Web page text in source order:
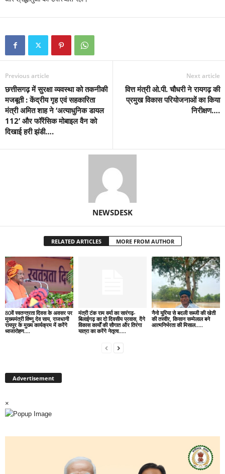
Previous article
छत्तीसगढ़ में सुरक्षा व्यवस्था को तकनीकी
मजबूती : केंद्रीय गृह एवं सहकारिता
मंत्री अमित शाह ने ‘अत्याधुनिक डायल
112’ और फॉरेंसिक मोबाइल वैन को
दिखाई हरी झंडी….
Next article
वित्त मंत्री ओ.पी. चौधरी ने रायगढ़ की
प्रमुख विकास परियोजनाओं का किया
निरीक्षण….
NEWSDESK
RELATED ARTICLES MORE FROM AUTHOR
80वें स्वतन्त्रता दिवस के अवसर पर
मुख्यमंत्री विष्णु देव साय, राजधानी
रायपुर के मुख्य कार्यक्रम में करेंगे
ध्वजारोहण….
मंत्री टंक राम वर्मा का सारंगढ़-
बिलाईगढ़ का दो दिवसीय प्रवास, देंगे
विकास कार्यों की सौगात और तिरंगा
यात्रा का करेंगे नेतृत्व…..
नैनो यूरिया से बदली सब्जी की खेती
की तस्वीर, किसान सम्मेलाल बने
आत्मनिर्भरता की मिसाल…..
Advertisement
×